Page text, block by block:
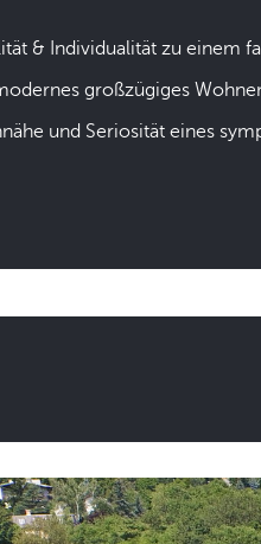
& Individualität zu einem
großzügiges
und Seriosität eines